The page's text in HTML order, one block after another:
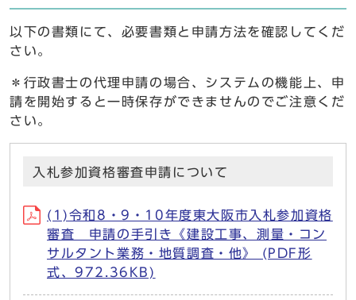
以下の書類にて、必要書類と申請方法を確認してくだ
さい。
＊行政書士の代理申請の場合、システムの機能上、申
請を開始すると一時保存ができませんのでご注意くだ
さい。
入札参加資格審査申請について
(1)令和8・9・10年度東大阪市入札参加資格
審査 申請の手引き《建設工事、測量・コン
サルタント業務・地質調査・他》 (PDF形
式、972.36KB)